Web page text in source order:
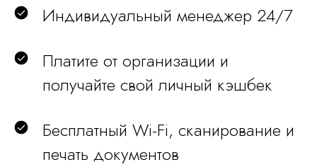
Индивидуальный менеджер 24/7
Платите от организации и
получайте свой личный кэшбек
Бесплатный Wi-Fi, сканирование и
печать документов
Стандартный с балконом
Вид на город